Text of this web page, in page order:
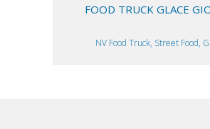
FOOD TRUCK GLACE
NV Food Truck, Street Food,